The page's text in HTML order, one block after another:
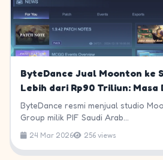
ByteDance Jual Moonton ke
Lebih dari Rp90 Triliun: Masa
Legends di Indonesia
ByteDance resmi menjual studio
Group milik PIF Saudi Arab...
24 Mar 2026 256 views